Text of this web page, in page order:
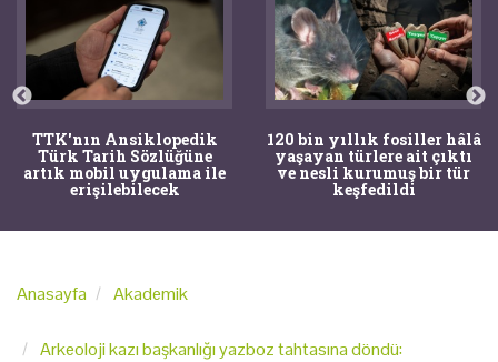
TTK'nın Ansiklopedik
Türk Tarih Sözlüğüne
artık mobil uygulama ile
erişilebilecek
120 bin yıllık fosiller hâlâ
yaşayan türlere ait çıktı
ve nesli kurumuş bir tür
keşfedildi
Anasayfa Akademik
Arkeoloji kazı başkanlığı yazboz tahtasına döndü: